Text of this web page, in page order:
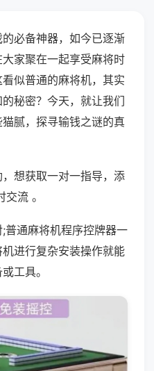
必备神器，如今已逐渐
家聚在一起享受麻将时
似普通的麻将机，其实
秘密？今天，就让我们
腻，探寻输钱之谜的真
想获取一对一指导，添
流 。
普通麻将机程序控牌器一
进行复杂安装操作就能
工具。